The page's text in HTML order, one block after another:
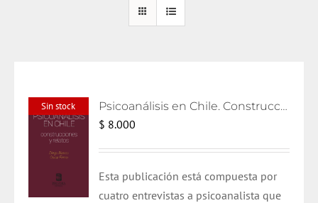
Sin stock Psicoanálisis en Chile. Construcciones y relatos
$ 8.000
Esta publicación está compuesta por
cuatro entrevistas a psicoanalista que